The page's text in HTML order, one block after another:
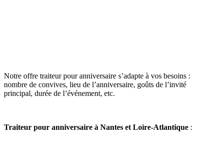
Notre offre traiteur pour anniversaire s’adapte à vos besoins :
nombre de convives, lieu de l’anniversaire, goûts de l’invité
principal, durée de l’événement, etc.
Traiteur pour anniversaire à Nantes et Loire-Atlantique :